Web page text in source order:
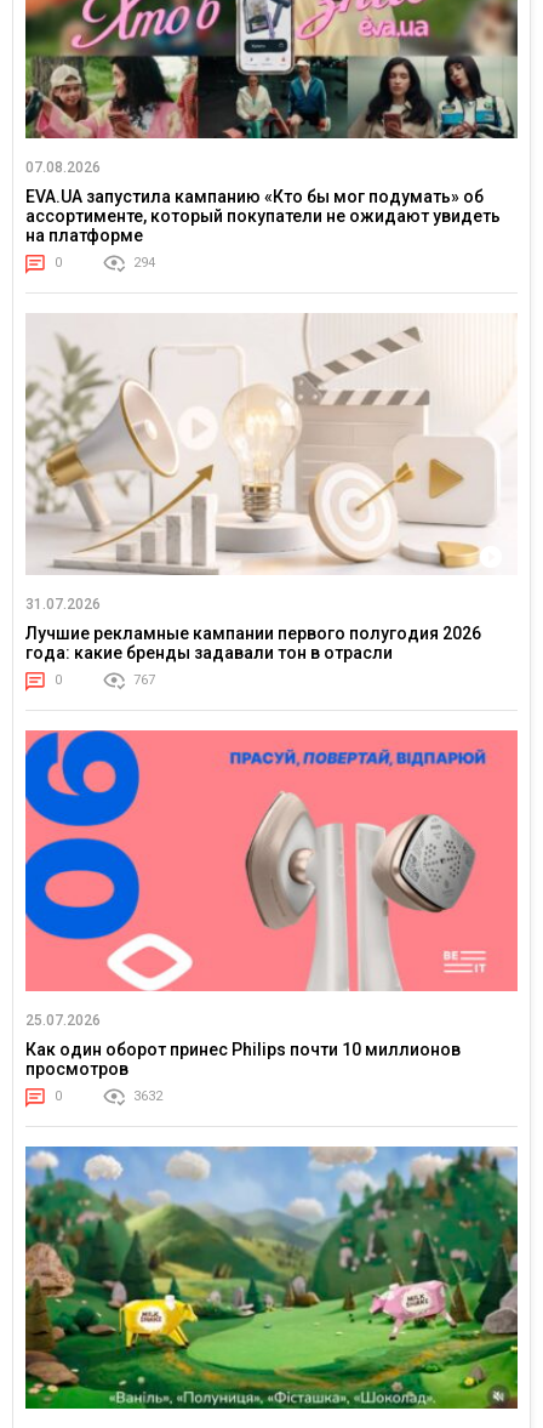
07.08.2026
EVA.UA запустила кампанию «Кто бы мог подумать» об
ассортименте, который покупатели не ожидают увидеть
на платформе
0 294
31.07.2026
Лучшие рекламные кампании первого полугодия 2026
года: какие бренды задавали тон в отрасли
0 767
25.07.2026
Как один оборот принес Philips почти 10 миллионов
просмотров
0 3632